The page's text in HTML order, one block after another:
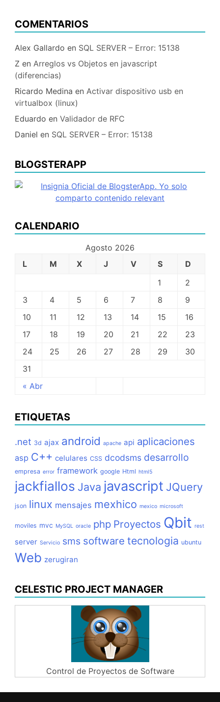
COMENTARIOS
Alex Gallardo en SQL SERVER – Error: 15138
Z en Arreglos vs Objetos en javascript
(diferencias)
Ricardo Medina en Activar dispositivo usb en
virtualbox (linux)
Eduardo en Validador de RFC
Daniel en SQL SERVER – Error: 15138
BLOGSTERAPP
CALENDARIO
Agosto 2026
L
M X J V S D
« Abr
1
2
3
4 5 6 7 8
9
10
11 12 13 14 15
16
17
18 19 20 21 22
23
24
25 26 27 28 29
30
31
ETIQUETAS
.net 3d ajax android apache api aplicaciones
asp C++ celulares CSS dcodsms desarrollo
empresa error framework google Html html5
jackfiallos Java javascript JQuery
json linux mensajes mexhico mexico microsoft
moviles mvc MySQL oracle php Proyectos Qbit rest
server Servicio sms software tecnologia ubuntu
Web zerugiran
CELESTIC PROJECT MANAGER
Control de Proyectos de Software